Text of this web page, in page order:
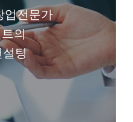
업전문가
의
팅